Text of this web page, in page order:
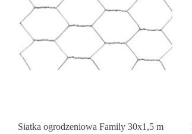
Siatka ogrodzeniowa Family 30x1,5 m